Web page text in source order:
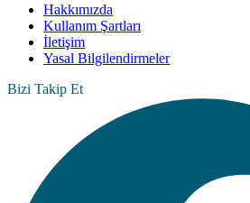
Hakkımızda
Kullanım Şartları
İletişim
Yasal Bilgilendirmeler
Bizi Takip Et